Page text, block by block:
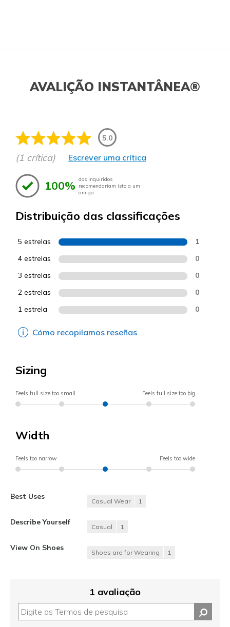
AVALIÇÃO INSTANTÂNEA®
5.0
(1 crítica) Escrever uma crítica
100% dos inquiridos
recomendariam isto a um
amigo.
Distribuição das classificações
5 estrelas 1
4 estrelas 0
3 estrelas 0
2 estrelas 0
1 estrela 0
Cómo recopilamos reseñas
Sizing
Feels full size too small Feels full size too big
Width
Feels too narrow Feels too wide
Best Uses
Casual Wear 1
Describe Yourself
Casual 1
View On Shoes
Shoes are for Wearing 1
1 avaliação